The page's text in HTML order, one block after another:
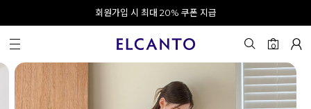
오전 10시 이전 결제 완료 시 오늘 출발!
회원가입 시 최대 20% 쿠폰 지급
카카오 채널 추가 시 10% 쿠폰 증정
0
INTENSE & MAZZ
SUMMER LOOKBOOK